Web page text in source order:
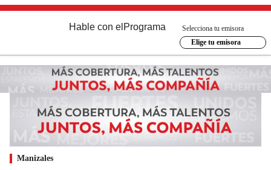
Hable con el Programa
Selecciona tu emisora
Elige tu emisora
Manizales